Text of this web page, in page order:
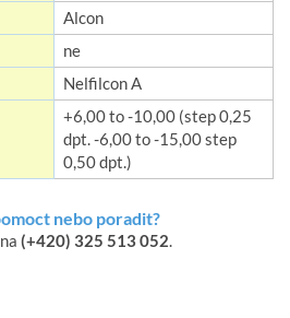
Alcon
ne
Nelfilcon A
+6,00 to -10,00 (step 0,25
dpt. -6,00 to -15,00 step
0,50 dpt.)
nebo poradit?
(+420) 325 513 052.